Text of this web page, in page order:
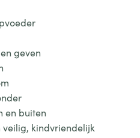
geven
en buiten
kindvriendelijk